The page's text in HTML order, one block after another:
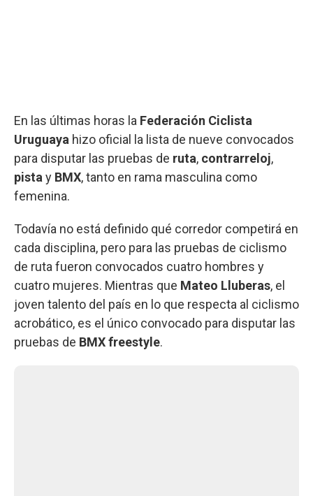
En las últimas horas la Federación Ciclista
Uruguaya hizo oficial la lista de nueve convocados
para disputar las pruebas de ruta, contrarreloj,
pista y BMX, tanto en rama masculina como
femenina.
Todavía no está definido qué corredor competirá en
cada disciplina, pero para las pruebas de ciclismo
de ruta fueron convocados cuatro hombres y
cuatro mujeres. Mientras que Mateo Lluberas, el
joven talento del país en lo que respecta al ciclismo
acrobático, es el único convocado para disputar las
pruebas de BMX freestyle.